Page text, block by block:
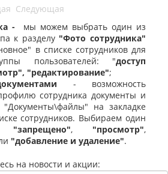
Следующая
- мы можем выбрать один из
к разделу "Фото сотрудника"
в списке сотрудников для
пользователей: "доступ
"редактирование";
- возможность
сотрудника документы и
на закладке
сотрудников. Выбираем один
"запрещено", "просмотр",
"добавление и удаление".
на новости и акции: